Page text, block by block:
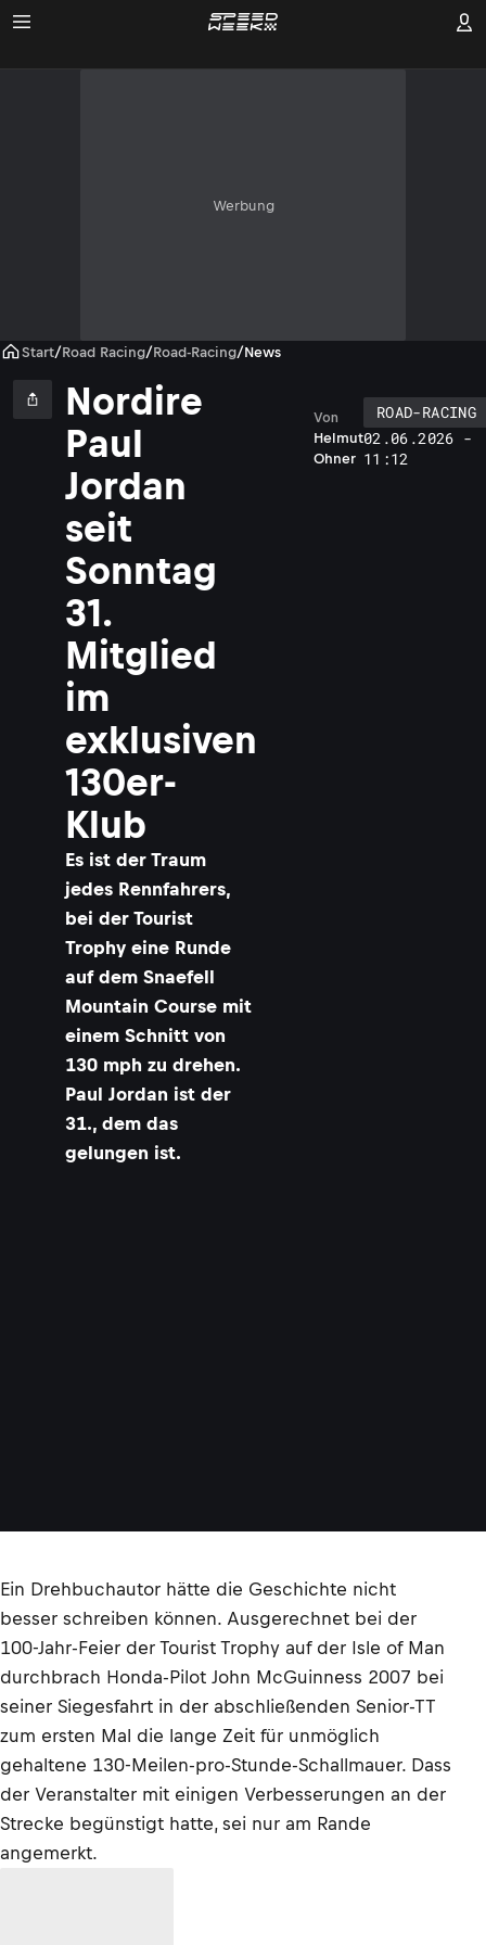
Werbung
Start/Road Racing/Road-Racing/News
Nordire
Paul
Jordan
seit
Sonntag
31.
Mitglied
im
exklusiven
130er-
Klub
Es ist der Traum
jedes Rennfahrers,
bei der Tourist
Trophy eine Runde
auf dem Snaefell
Mountain Course mit
einem Schnitt von
130 mph zu drehen.
Paul Jordan ist der
31., dem das
gelungen ist.
Helmut
Ohner
Von
ROAD-RACING
02.06.2026 -
11:12
Ein Drehbuchautor hätte die Geschichte nicht
besser schreiben können. Ausgerechnet bei der
100-Jahr-Feier der Tourist Trophy auf der Isle of Man
durchbrach Honda-Pilot John McGuinness 2007 bei
seiner Siegesfahrt in der abschließenden Senior-TT
zum ersten Mal die lange Zeit für unmöglich
gehaltene 130-Meilen-pro-Stunde-Schallmauer. Dass
der Veranstalter mit einigen Verbesserungen an der
Strecke begünstigt hatte, sei nur am Rande
angemerkt.